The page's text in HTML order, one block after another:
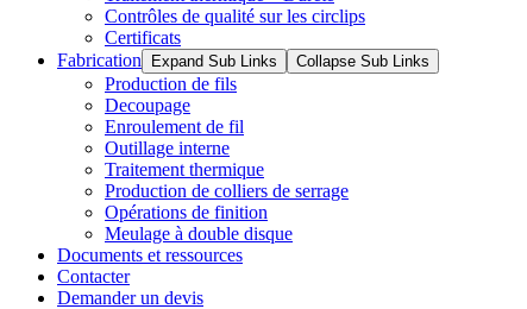
Contrôles de qualité sur les circlips
Certificats
Fabrication
Expand Sub Links Collapse Sub Links
Production de fils
Decoupage
Enroulement de fil
Outillage interne
Traitement thermique
Production de colliers de serrage
Opérations de finition
Meulage à double disque
Documents et ressources
Contacter
Demander un devis